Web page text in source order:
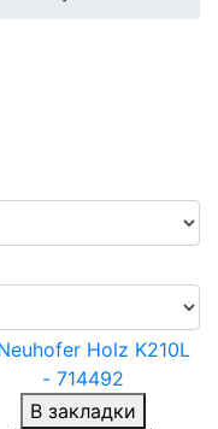
В закладки